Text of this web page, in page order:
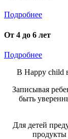
Подробнее
От 4 до 6 лет
Подробнее
В Happy child
Записывая
быть
Для детей
продукты